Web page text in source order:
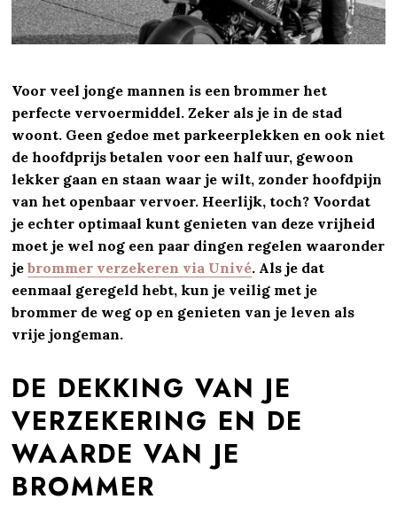
Voor veel jonge mannen is een brommer het
perfecte vervoermiddel. Zeker als je in de stad
woont. Geen gedoe met parkeerplekken en ook niet
de hoofdprijs betalen voor een half uur, gewoon
lekker gaan en staan waar je wilt, zonder hoofdpijn
van het openbaar vervoer. Heerlijk, toch? Voordat
je echter optimaal kunt genieten van deze vrijheid
moet je wel nog een paar dingen regelen waaronder
jebrommer verzekeren via Univé. Als je dat
eenmaal geregeld hebt, kun je veilig met je
brommer de weg op en genieten van je leven als
vrije jongeman.
DE DEKKING VAN JE
VERZEKERING EN DE
WAARDE VAN JE
BROMMER